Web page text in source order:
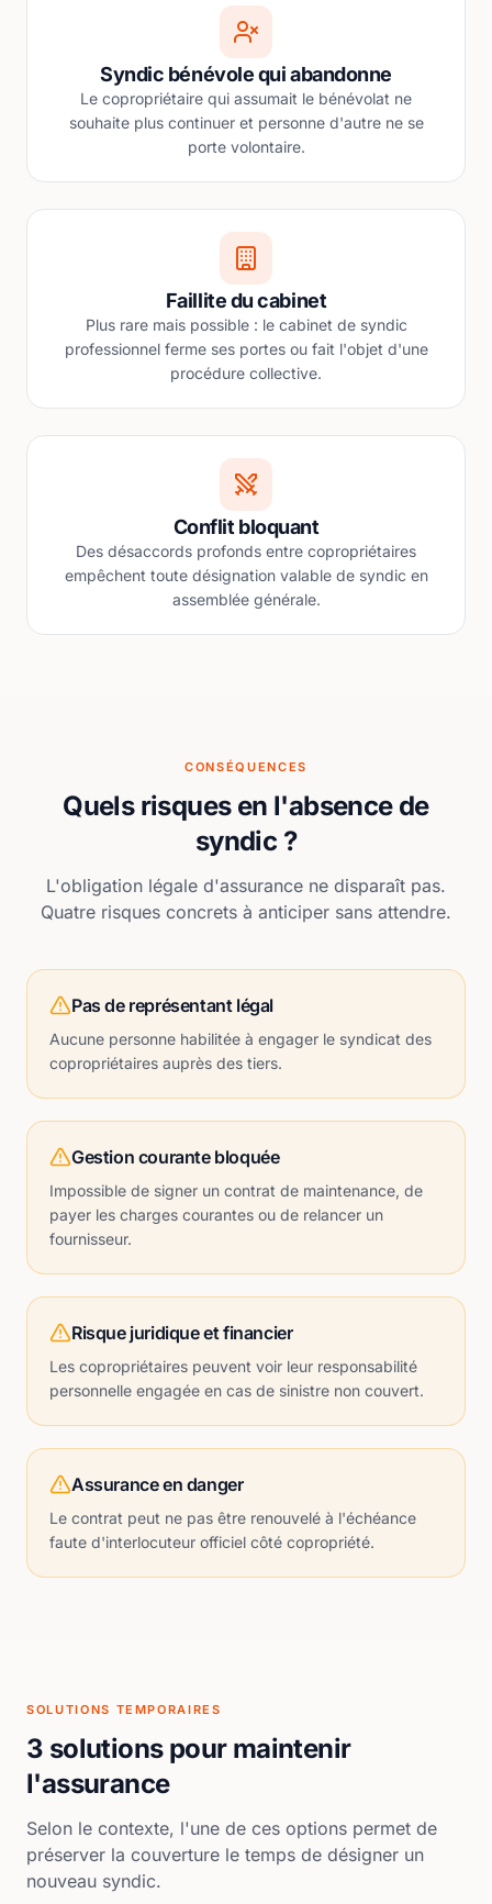
Syndic bénévole qui abandonne
Le copropriétaire qui assumait le bénévolat ne
souhaite plus continuer et personne d'autre ne se
porte volontaire.
Faillite du cabinet
Plus rare mais possible : le cabinet de syndic
professionnel ferme ses portes ou fait l'objet d'une
procédure collective.
Conflit bloquant
Des désaccords profonds entre copropriétaires
empêchent toute désignation valable de syndic en
assemblée générale.
CONSÉQUENCES
Quels risques en l'absence de
syndic ?
L'obligation légale d'assurance ne disparaît pas.
Quatre risques concrets à anticiper sans attendre.
Pas de représentant légal
Aucune personne habilitée à engager le syndicat des
copropriétaires auprès des tiers.
Gestion courante bloquée
Impossible de signer un contrat de maintenance, de
payer les charges courantes ou de relancer un
fournisseur.
Risque juridique et financier
Les copropriétaires peuvent voir leur responsabilité
personnelle engagée en cas de sinistre non couvert.
Assurance en danger
Le contrat peut ne pas être renouvelé à l'échéance
faute d'interlocuteur officiel côté copropriété.
SOLUTIONS TEMPORAIRES
3 solutions pour maintenir
l'assurance
Selon le contexte, l'une de ces options permet de
préserver la couverture le temps de désigner un
nouveau syndic.